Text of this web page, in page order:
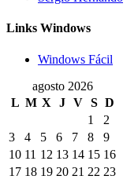
Links Windows
Windows Fácil
agosto 2026
L M X J V S D
1
2
3
4 5 6 7 8
9
10 11 12 13 14 15 16
17 18 19 20 21 22 23